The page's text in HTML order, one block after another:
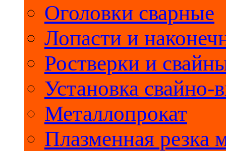
Оголовки сварные
Лопасти и
Ростверки и
Установка
Металлопрокат
Плазменная резка